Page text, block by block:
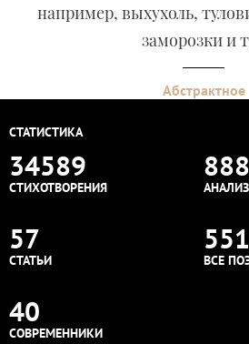
например, выхухоль,
заморозки и
Абстрактное
СТАТИСТИКА
34589
СТИХОТВОРЕНИЯ
888
57
СТАТЬИ
551
ВСЕ
40
СОВРЕМЕННИКИ